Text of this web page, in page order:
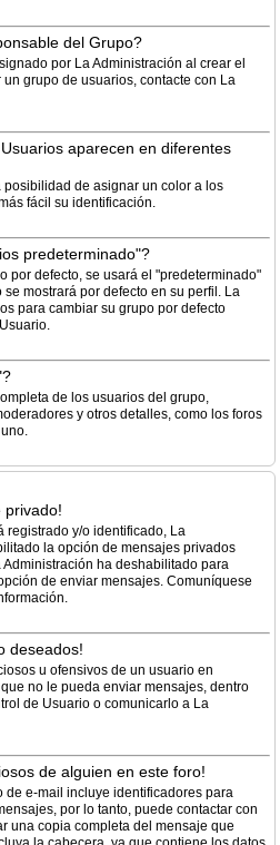
del Grupo?
por La Administración al crear el
grupo de usuarios, contacte con La
aparecen en diferentes
posibilidad de asignar un color a los
fácil su identificación.
predeterminado"?
por defecto, se usará el "predeterminado"
mostrará por defecto en su perfil. La
para cambiar su grupo por defecto
de los usuarios del grupo,
y otros detalles, como los foros
privado!
registrado y/o identificado, La
la opción de mensajes privados
ha deshabilitado para
de enviar mensajes. Comuníquese
deseados!
u ofensivos de un usuario en
no le pueda enviar mensajes, dentro
de Usuario o comunicarlo a La
de alguien en este foro!
de e-mail incluye identificadores para
por lo tanto, puede contactar con
una copia completa del mensaje que